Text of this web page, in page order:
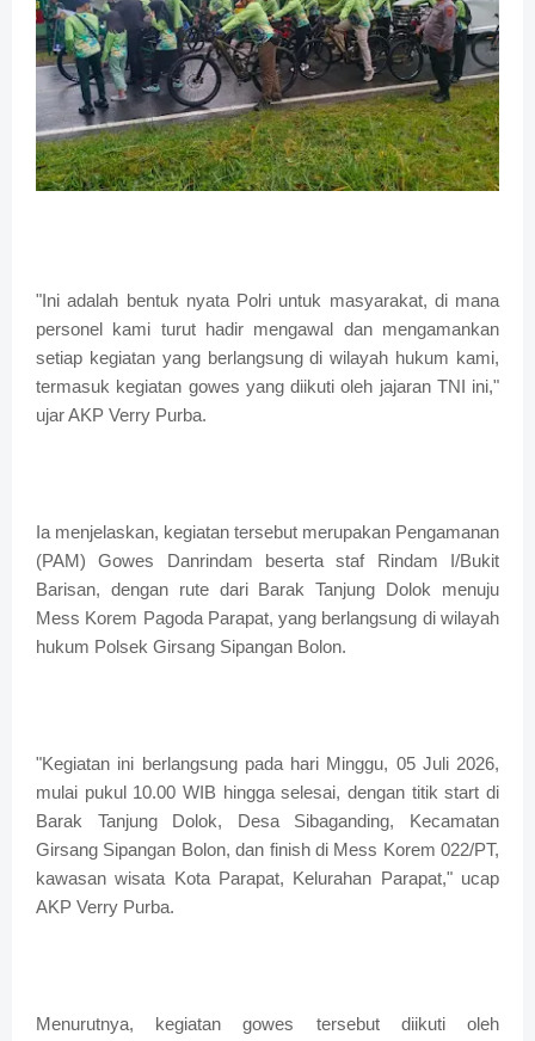
"Ini adalah bentuk nyata Polri untuk masyarakat, di mana
personel kami turut hadir mengawal dan mengamankan
setiap kegiatan yang berlangsung di wilayah hukum kami,
termasuk kegiatan gowes yang diikuti oleh jajaran TNI ini,"
ujar AKP Verry Purba.
Ia menjelaskan, kegiatan tersebut merupakan Pengamanan
(PAM) Gowes Danrindam beserta staf Rindam I/Bukit
Barisan, dengan rute dari Barak Tanjung Dolok menuju
Mess Korem Pagoda Parapat, yang berlangsung di wilayah
hukum Polsek Girsang Sipangan Bolon.
"Kegiatan ini berlangsung pada hari Minggu, 05 Juli 2026,
mulai pukul 10.00 WIB hingga selesai, dengan titik start di
Barak Tanjung Dolok, Desa Sibaganding, Kecamatan
Girsang Sipangan Bolon, dan finish di Mess Korem 022/PT,
kawasan wisata Kota Parapat, Kelurahan Parapat," ucap
AKP Verry Purba.
Menurutnya, kegiatan gowes tersebut diikuti oleh